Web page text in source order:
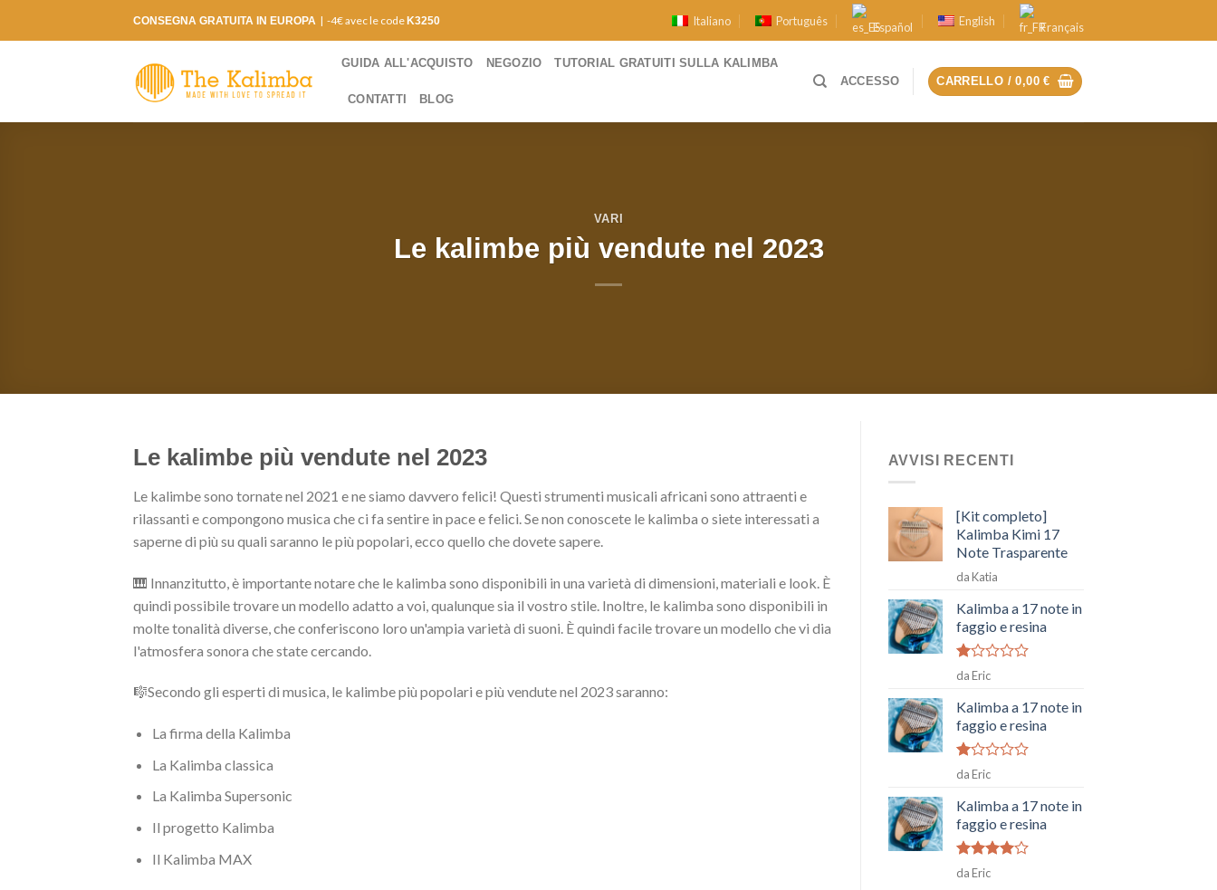
CONSEGNA GRATUITA IN EUROPA | -4€ avec le codeK3250 Italiano Português Español English Français
GUIDA ALL'ACQUISTO NEGOZIO TUTORIAL GRATUITI SULLA KALIMBA
CONTATTI BLOG
ACCESSO CARRELLO /0,00€
VARI
Le kalimbe più vendute nel 2023
Le kalimbe più vendute nel 2023
Le kalimbe sono tornate nel 2021 e ne siamo davvero felici! Questi strumenti musicali africani sono attraenti e
rilassanti e compongono musica che ci fa sentire in pace e felici. Se non conoscete le kalimba o siete interessati a
saperne di più su quali saranno le più popolari, ecco quello che dovete sapere.
🎹 Innanzitutto, è importante notare che le kalimba sono disponibili in una varietà di dimensioni, materiali e look. È
quindi possibile trovare un modello adatto a voi, qualunque sia il vostro stile. Inoltre, le kalimba sono disponibili in
molte tonalità diverse, che conferiscono loro un'ampia varietà di suoni. È quindi facile trovare un modello che vi dia
l'atmosfera sonora che state cercando.
🎼Secondo gli esperti di musica, le kalimbe più popolari e più vendute nel 2023 saranno:
La firma della Kalimba
La Kalimba classica
La Kalimba Supersonic
Il progetto Kalimba
Il Kalimba MAX
AVVISI RECENTI
[Kit completo]
Kalimba Kimi 17
Note Trasparente
da Katia
Kalimba a 17 note in
faggio e resina
Voto
su
5
da Eric
Kalimba a 17 note in
faggio e resina
Voto
su
5
da Eric
Kalimba a 17 note in
faggio e resina
Voto4
da Eric